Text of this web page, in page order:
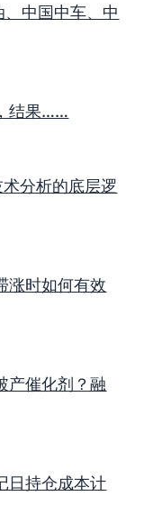
、中国中车、中
结果……
分析的底层逻
涨时如何有效
产催化剂？融
日持仓成本计